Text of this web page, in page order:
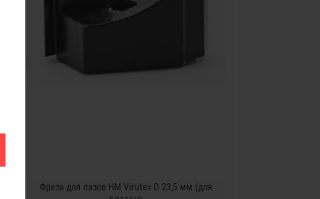
Фреза для пазов HM Virutex D 23,5 мм (для